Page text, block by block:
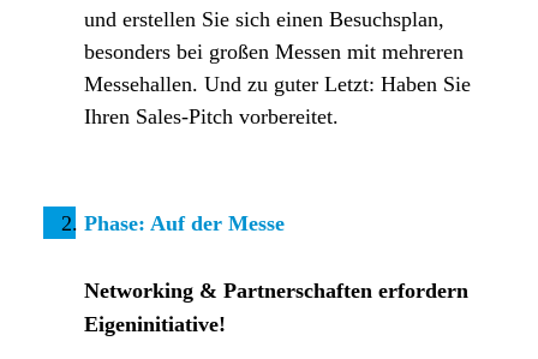
und erstellen Sie sich einen Besuchsplan,
besonders bei großen Messen mit mehreren
Messehallen. Und zu guter Letzt: Haben Sie
Ihren Sales-Pitch vorbereitet.
Phase: Auf der Messe
Networking & Partnerschaften erfordern
Eigeninitiative!